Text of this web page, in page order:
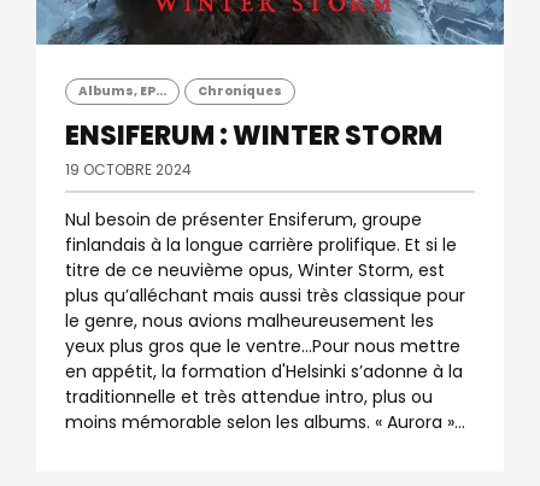
Albums, EP... Chroniques
ENSIFERUM : WINTER STORM
19 OCTOBRE 2024
Nul besoin de présenter Ensiferum, groupe
finlandais à la longue carrière prolifique. Et si le
titre de ce neuvième opus, Winter Storm, est
plus qu’alléchant mais aussi très classique pour
le genre, nous avions malheureusement les
yeux plus gros que le ventre…Pour nous mettre
en appétit, la formation d'Helsinki s’adonne à la
traditionnelle et très attendue intro, plus ou
moins mémorable selon les albums. « Aurora »...